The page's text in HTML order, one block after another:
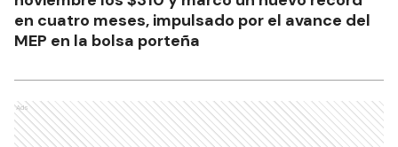
en cuatro meses, impulsado por el avance del
MEP en la bolsa porteña
Ads